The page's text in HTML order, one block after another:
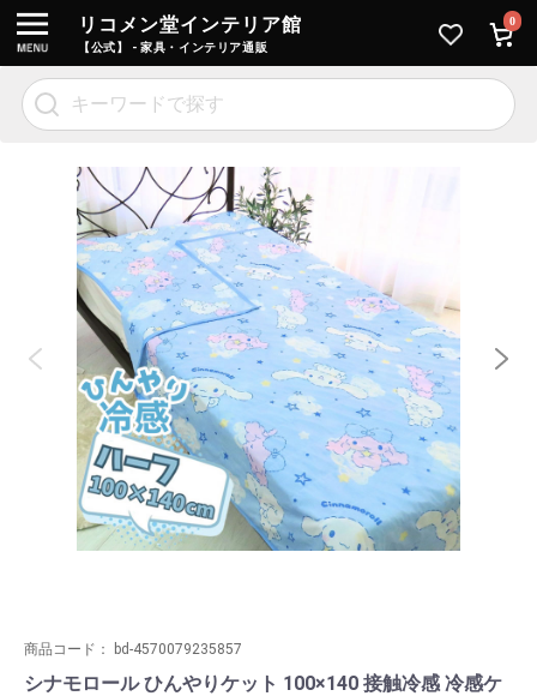
リコメン堂インテリア館
【公式】 - 家具・インテリア通販
0
商品コード： bd-4570079235857
シナモロール ひんやりケット 100×140 接触冷感 冷感ケ